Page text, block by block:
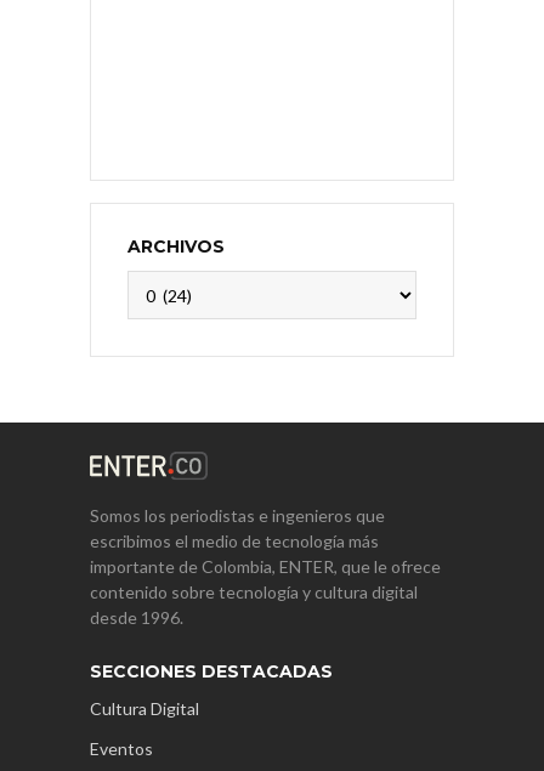
ARCHIVOS
Somos los periodistas e ingenieros que
escribimos el medio de tecnología más
importante de Colombia, ENTER, que le ofrece
contenido sobre tecnología y cultura digital
desde 1996.
SECCIONES DESTACADAS
Cultura Digital
Eventos